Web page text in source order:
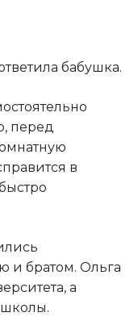
бабушка.
перед
в
и братом. Ольга
а